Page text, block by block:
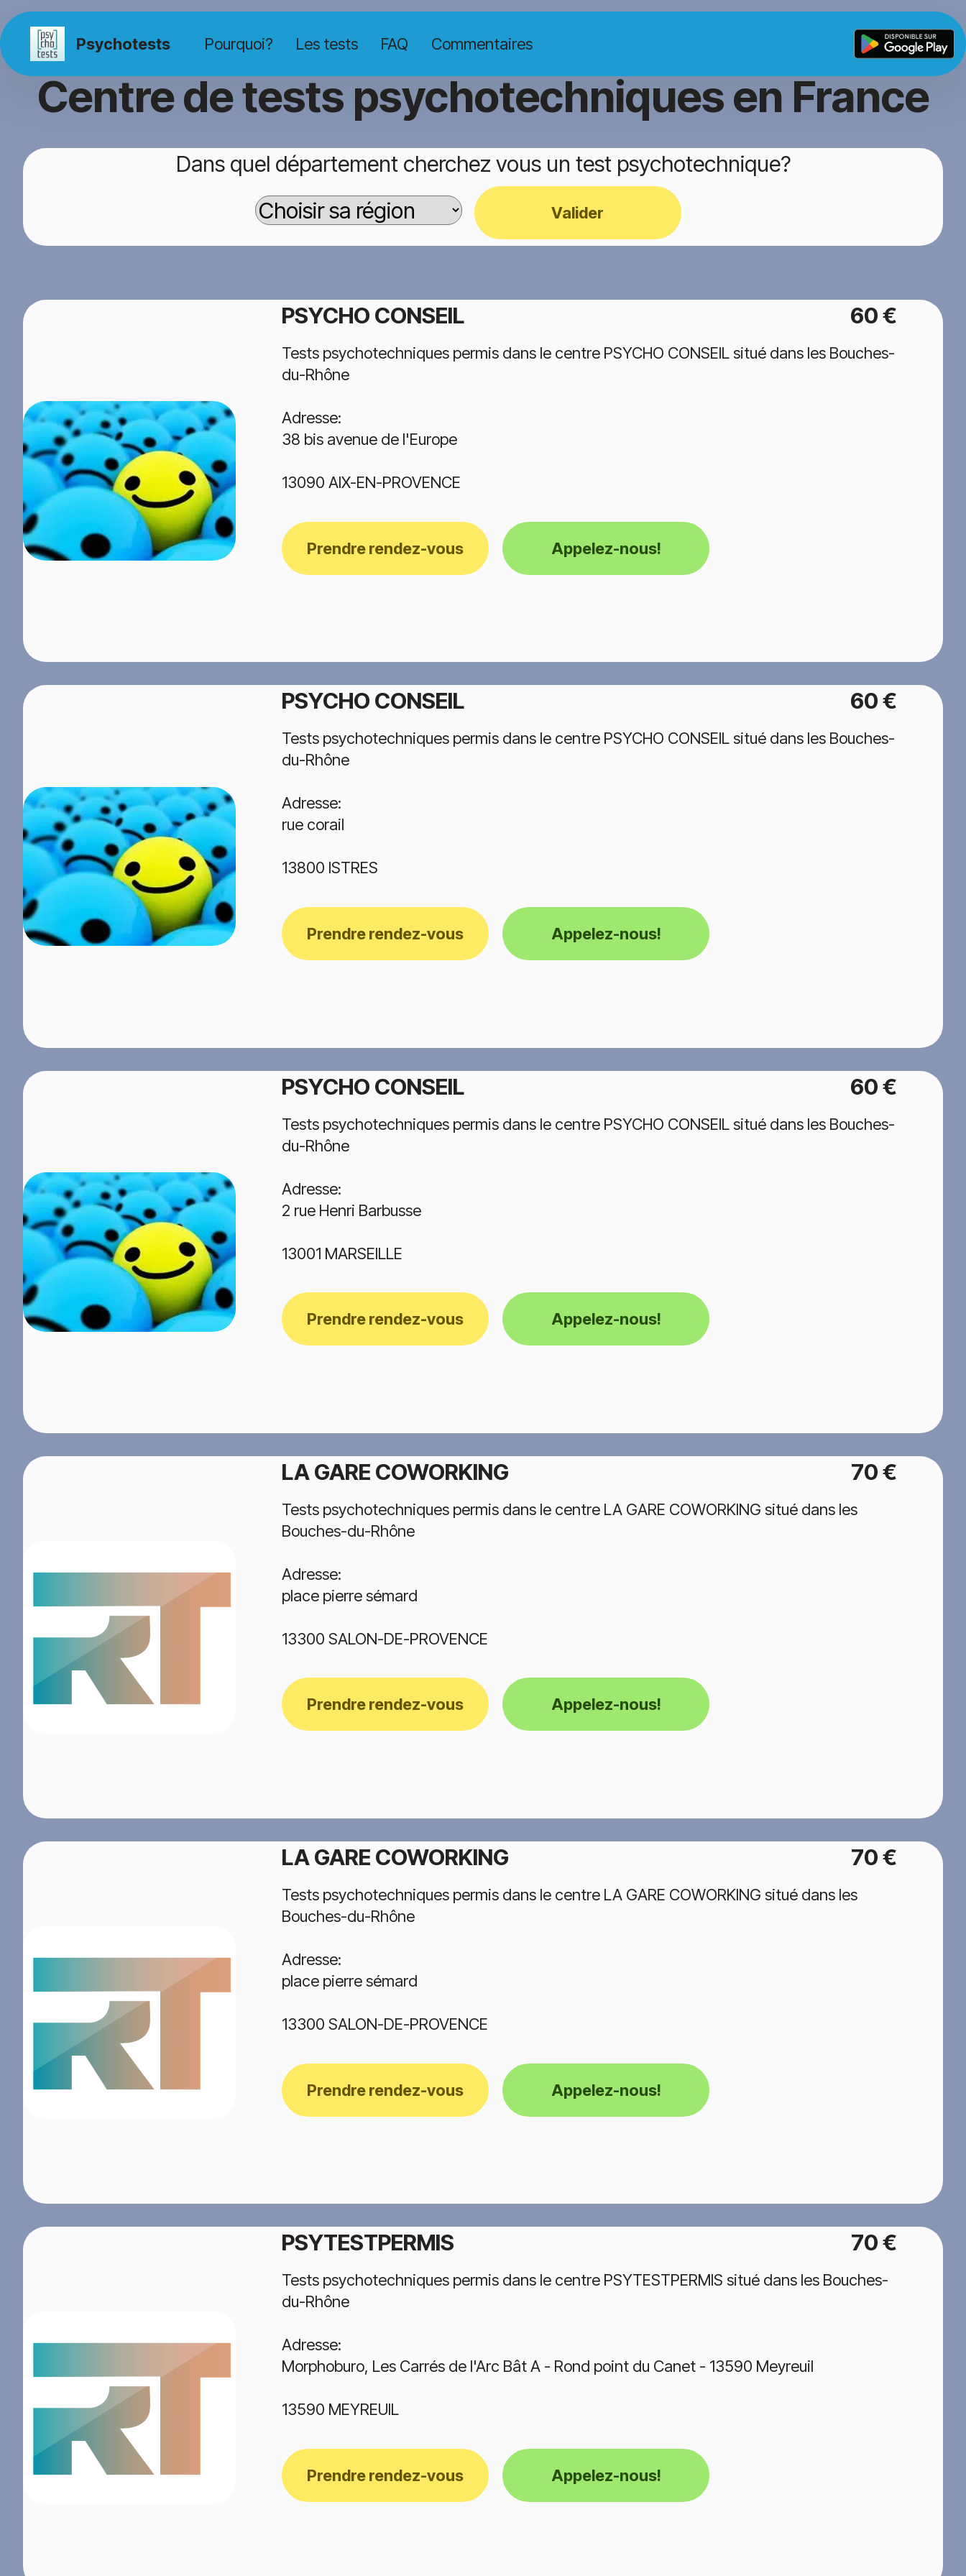
Psychotests Pourquoi? Les tests FAQ Commentaires
Centre de tests psychotechniques en France
Dans quel département cherchez vous un test psychotechnique?
Valider
PSYCHO CONSEIL 60 €
Tests psychotechniques permis dans le centre PSYCHO CONSEIL situé dans les Bouches-
du-Rhône
Adresse:
38 bis avenue de l'Europe
13090 AIX-EN-PROVENCE
Prendre rendez-vous Appelez-nous!
PSYCHO CONSEIL 60 €
Tests psychotechniques permis dans le centre PSYCHO CONSEIL situé dans les Bouches-
du-Rhône
Adresse:
rue corail
13800 ISTRES
Prendre rendez-vous Appelez-nous!
PSYCHO CONSEIL 60 €
Tests psychotechniques permis dans le centre PSYCHO CONSEIL situé dans les Bouches-
du-Rhône
Adresse:
2 rue Henri Barbusse
13001 MARSEILLE
Prendre rendez-vous Appelez-nous!
LA GARE COWORKING 70 €
Tests psychotechniques permis dans le centre LA GARE COWORKING situé dans les
Bouches-du-Rhône
Adresse:
place pierre sémard
13300 SALON-DE-PROVENCE
Prendre rendez-vous Appelez-nous!
LA GARE COWORKING 70 €
Tests psychotechniques permis dans le centre LA GARE COWORKING situé dans les
Bouches-du-Rhône
Adresse:
place pierre sémard
13300 SALON-DE-PROVENCE
Prendre rendez-vous Appelez-nous!
PSYTESTPERMIS 70 €
Tests psychotechniques permis dans le centre PSYTESTPERMIS situé dans les Bouches-
du-Rhône
Adresse:
Morphoburo, Les Carrés de l'Arc Bât A - Rond point du Canet - 13590 Meyreuil
13590 MEYREUIL
Prendre rendez-vous Appelez-nous!